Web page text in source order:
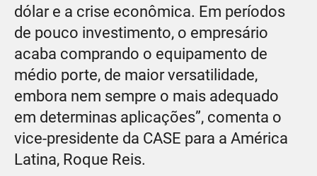
dólar e a crise econômica. Em períodos
de pouco investimento, o empresário
acaba comprando o equipamento de
médio porte, de maior versatilidade,
embora nem sempre o mais adequado
em determinas aplicações”, comenta o
vice-presidente da CASE para a América
Latina, Roque Reis.